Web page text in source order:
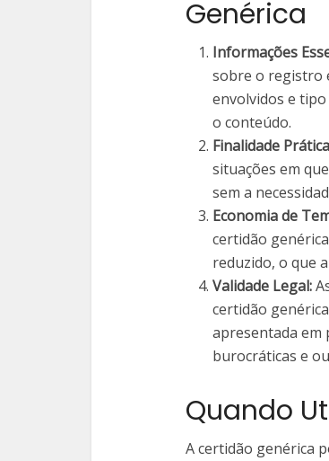
Genérica
Informações
sobre o registro
envolvidos e
o conteúdo.
Finalidade
situações em
sem a
Economia de
certidão
reduzido, o que
Validade Legal:
certidão
apresentada em
burocráticas e
Quando
A certidão genérica